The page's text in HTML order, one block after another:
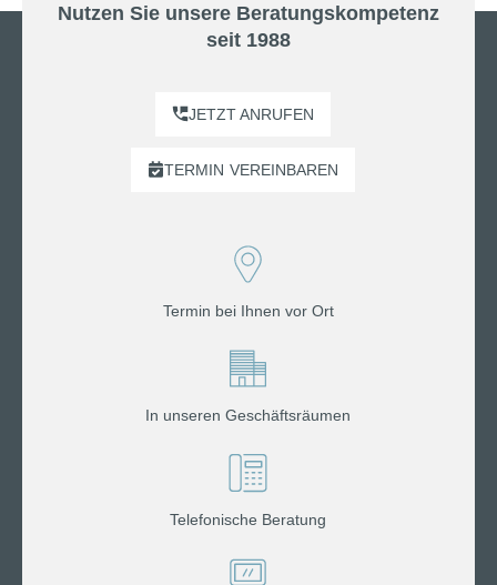
Nutzen Sie unsere Beratungskompetenz
seit 1988
JETZT ANRUFEN
TERMIN VEREINBAREN
Termin bei Ihnen vor Ort
In unseren Geschäftsräumen
Telefonische Beratung